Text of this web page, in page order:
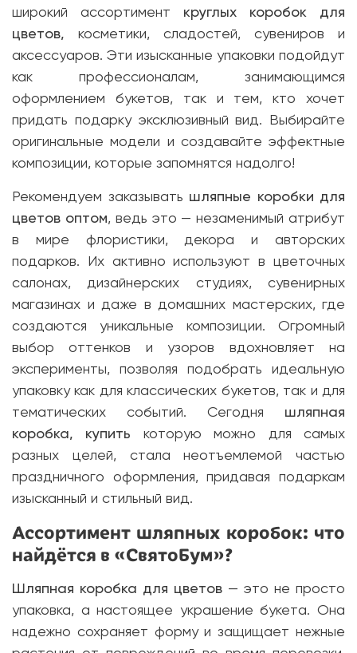
широкий ассортимент круглых коробок для
цветов, косметики, сладостей, сувениров и
аксессуаров. Эти изысканные упаковки подойдут
как профессионалам, занимающимся
оформлением букетов, так и тем, кто хочет
придать подарку эксклюзивный вид. Выбирайте
оригинальные модели и создавайте эффектные
композиции, которые запомнятся надолго!
Рекомендуем заказывать шляпные коробки для
цветов оптом, ведь это — незаменимый атрибут
в мире флористики, декора и авторских
подарков. Их активно используют в цветочных
салонах, дизайнерских студиях, сувенирных
магазинах и даже в домашних мастерских, где
создаются уникальные композиции. Огромный
выбор оттенков и узоров вдохновляет на
эксперименты, позволяя подобрать идеальную
упаковку как для классических букетов, так и для
тематических событий. Сегодня шляпная
коробка, купить которую можно для самых
разных целей, стала неотъемлемой частью
праздничного оформления, придавая подаркам
изысканный и стильный вид.
Ассортимент шляпных коробок: что
найдётся в «СвятоБум»?
Шляпная коробка для цветов — это не просто
упаковка, а настоящее украшение букета. Она
надежно сохраняет форму и защищает нежные